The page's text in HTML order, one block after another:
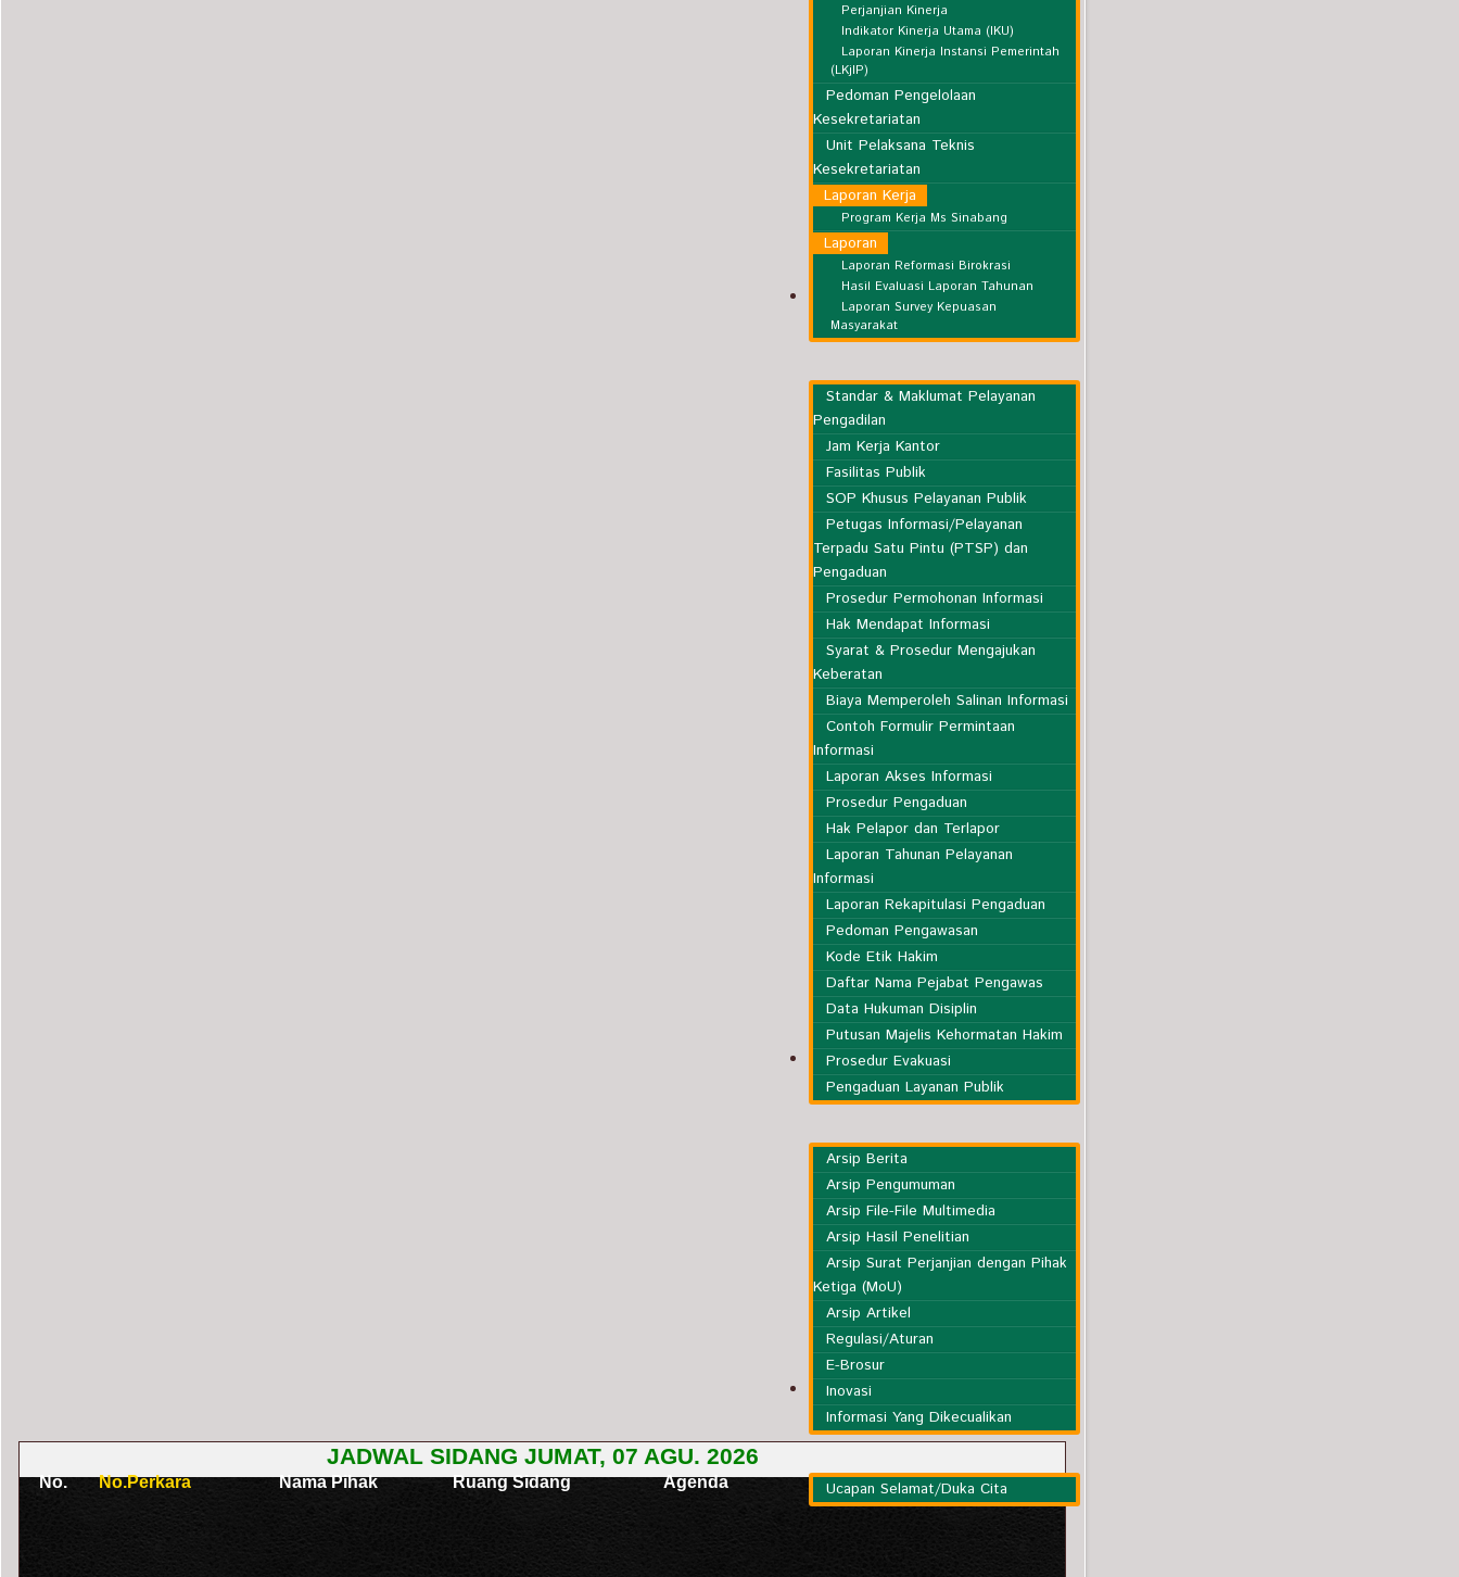
Perjanjian Kinerja
Indikator Kinerja Utama (IKU)
Laporan Kinerja Instansi Pemerintah
(LKjIP)
Pedoman Pengelolaan
Kesekretariatan
Unit Pelaksana Teknis
Kesekretariatan
Laporan Kerja
Program Kerja Ms Sinabang
Laporan
Laporan Reformasi Birokrasi
Hasil Evaluasi Laporan Tahunan
Laporan Survey Kepuasan
Masyarakat
Layanan Publik
Standar & Maklumat Pelayanan
Pengadilan
Jam Kerja Kantor
Fasilitas Publik
SOP Khusus Pelayanan Publik
Petugas Informasi/Pelayanan
Terpadu Satu Pintu (PTSP) dan
Pengaduan
Prosedur Permohonan Informasi
Hak Mendapat Informasi
Syarat & Prosedur Mengajukan
Keberatan
Biaya Memperoleh Salinan Informasi
Contoh Formulir Permintaan
Informasi
Laporan Akses Informasi
Prosedur Pengaduan
Hak Pelapor dan Terlapor
Laporan Tahunan Pelayanan
Informasi
Laporan Rekapitulasi Pengaduan
Pedoman Pengawasan
Kode Etik Hakim
Daftar Nama Pejabat Pengawas
Data Hukuman Disiplin
Putusan Majelis Kehormatan Hakim
Prosedur Evakuasi
Pengaduan Layanan Publik
Publikasi
Arsip Berita
Arsip Pengumuman
Arsip File-File Multimedia
Arsip Hasil Penelitian
Arsip Surat Perjanjian dengan Pihak
Ketiga (MoU)
Arsip Artikel
Regulasi/Aturan
E-Brosur
Inovasi
Informasi Yang Dikecualikan
Informasi Lainnya
Ucapan Selamat/Duka Cita